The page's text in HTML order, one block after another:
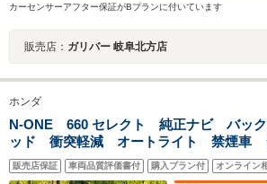
カーセンサーアフター保証がBプランに付いています
販売店： ガリバー 岐阜北方店
ホンダ
N-ONE 660 セレクト 純正ナビ バッ
ッド 衝突軽減 オートライト 禁煙車
ー ドラレコ 2トーンカラー スマー
ートエアコン Bluetooth再生 ステアリ
販売店保証 車両品質評価書付 購入プラン付 オンライン